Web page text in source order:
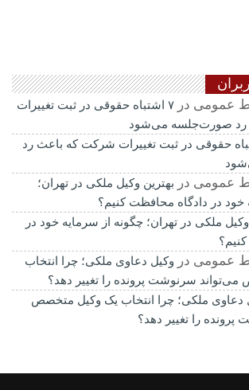
عمومیدر
۷ اشتباه حقوقی در ثبت تغییرات
صورت‌جلسه می‌شود
حقوقی در ثبت تغییرات شرکت که باعث رد
عمومیدربهترین وکیل ملکی در تهران؛
در دادگاه محافظت کنیم؟
ملکی در تهران؛ چگونه از سرمایه خود در
عمومیدروکیل دعاوی ملکی؛ چرا انتخاب
سرنوشت پرونده را تغییر دهد؟
ملکی؛ چرا انتخاب یک وکیل متخصص
را تغییر دهد؟